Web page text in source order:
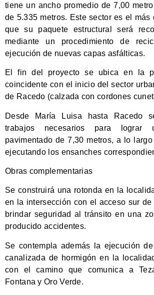
tiene un ancho promedio de 7,00
de 5.335 metros. Este sector es el más
que su paquete estructural será
mediante un procedimiento de
ejecución de nuevas capas asfálticas.
El fin del proyecto se ubica en la
coincidente con el inicio del sector
de Racedo (calzada con cordones
Desde María Luisa hasta Racedo
trabajos necesarios para lograr
pavimentado de 7,30 metros, a lo
ejecutando los ensanches
Obras complementarias
Se construirá una rotonda en la
en la intersección con el acceso sur
brindar seguridad al tránsito en una
producido accidentes.
Se contempla además la ejecución
canalizada de hormigón en la
con el camino que comunica a
Fontana y Oro Verde.